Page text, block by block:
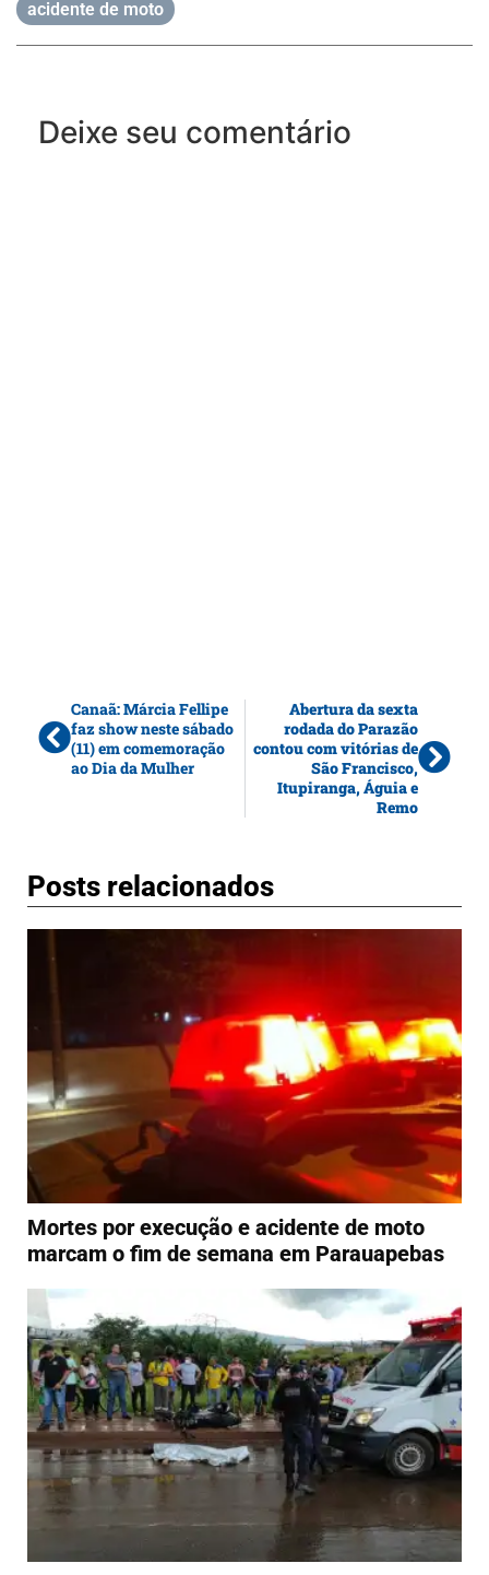
acidente de moto
Deixe seu comentário
Canaã: Márcia Fellipe
faz show neste sábado
(11) em comemoração
ao Dia da Mulher
Abertura da sexta
rodada do Parazão
contou com vitórias de
São Francisco,
Itupiranga, Águia e
Remo
Posts relacionados
Mortes por execução e acidente de moto
marcam o fim de semana em Parauapebas